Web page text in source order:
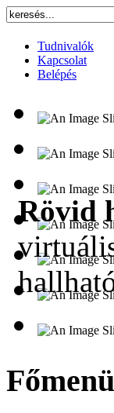
Tudnivalók
Kapcsolat
Belépés
Rövid
Főmenü